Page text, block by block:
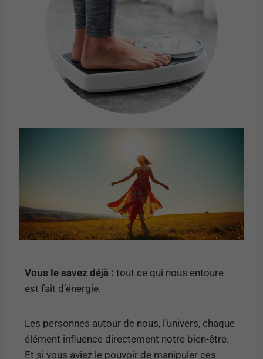
Vous le savez déjà : tout ce qui nous entoure
est fait d’énergie.
Les personnes autour de nous, l’univers, chaque
élément influence directement notre bien-être.
Et si vous aviez le pouvoir de manipuler ces